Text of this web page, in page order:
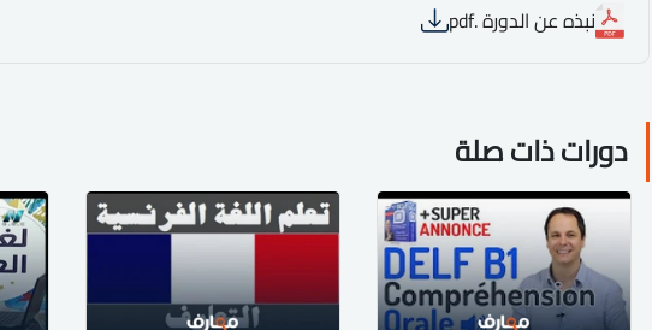
نبذه عن الدورة .pdf
دورات ذات صلة